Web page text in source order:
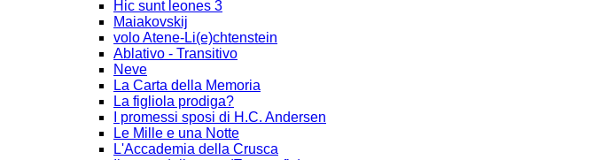
Hic sunt leones 3
Maiakovskij
volo Atene-Li(e)chtenstein
Ablativo - Transitivo
Neve
La Carta della Memoria
La figliola prodiga?
I promessi sposi di H.C. Andersen
Le Mille e una Notte
L'Accademia della Crusca